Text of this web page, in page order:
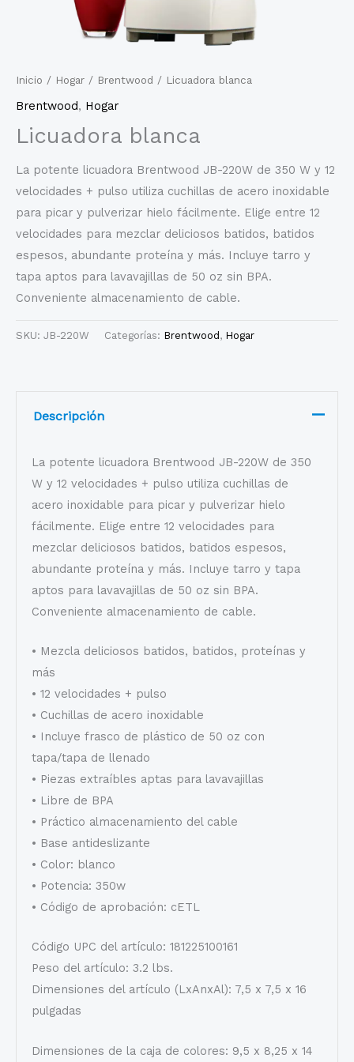
Inicio / Hogar / Brentwood / Licuadora blanca
Brentwood, Hogar
Licuadora blanca
La potente licuadora Brentwood JB-220W de 350 W y 12
velocidades + pulso utiliza cuchillas de acero inoxidable
para picar y pulverizar hielo fácilmente. Elige entre 12
velocidades para mezclar deliciosos batidos, batidos
espesos, abundante proteína y más. Incluye tarro y
tapa aptos para lavavajillas de 50 oz sin BPA.
Conveniente almacenamiento de cable.
SKU: JB-220W Categorías: Brentwood , Hogar
Descripción
La potente licuadora Brentwood JB-220W de 350
W y 12 velocidades + pulso utiliza cuchillas de
acero inoxidable para picar y pulverizar hielo
fácilmente. Elige entre 12 velocidades para
mezclar deliciosos batidos, batidos espesos,
abundante proteína y más. Incluye tarro y tapa
aptos para lavavajillas de 50 oz sin BPA.
Conveniente almacenamiento de cable.
• Mezcla deliciosos batidos, batidos, proteínas y
más
• 12 velocidades + pulso
• Cuchillas de acero inoxidable
• Incluye frasco de plástico de 50 oz con
tapa/tapa de llenado
• Piezas extraíbles aptas para lavavajillas
• Libre de BPA
• Práctico almacenamiento del cable
• Base antideslizante
• Color: blanco
• Potencia: 350w
• Código de aprobación: cETL
Código UPC del artículo: 181225100161
Peso del artículo: 3.2 lbs.
Dimensiones del artículo (LxAnxAl): 7,5 x 7,5 x 16
pulgadas
Dimensiones de la caja de colores: 9,5 x 8,25 x 14